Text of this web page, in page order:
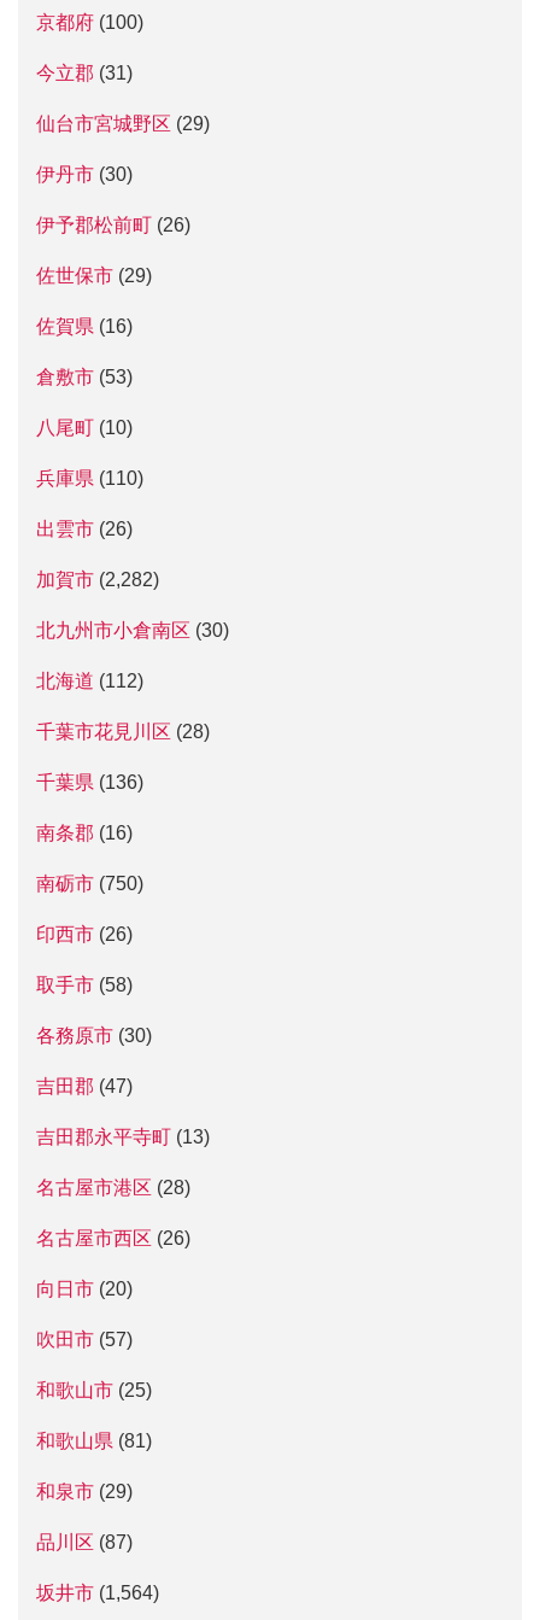
京都府 (100)
今立郡 (31)
仙台市宮城野区 (29)
伊丹市 (30)
伊予郡松前町 (26)
佐世保市 (29)
佐賀県 (16)
倉敷市 (53)
八尾町 (10)
兵庫県 (110)
出雲市 (26)
加賀市 (2,282)
北九州市小倉南区 (30)
北海道 (112)
千葉市花見川区 (28)
千葉県 (136)
南条郡 (16)
南砺市 (750)
印西市 (26)
取手市 (58)
各務原市 (30)
吉田郡 (47)
吉田郡永平寺町 (13)
名古屋市港区 (28)
名古屋市西区 (26)
向日市 (20)
吹田市 (57)
和歌山市 (25)
和歌山県 (81)
和泉市 (29)
品川区 (87)
坂井市 (1,564)